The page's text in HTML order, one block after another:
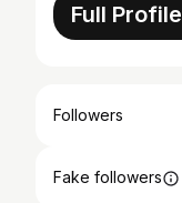
Full
Followers
Fake followers